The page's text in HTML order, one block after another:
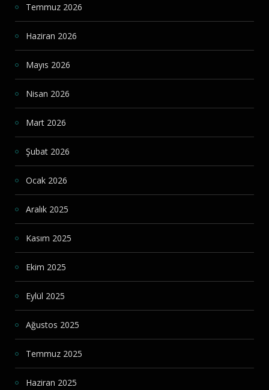
Temmuz 2026
Haziran 2026
Mayıs 2026
Nisan 2026
Mart 2026
Şubat 2026
Ocak 2026
Aralık 2025
Kasım 2025
Ekim 2025
Eylül 2025
Ağustos 2025
Temmuz 2025
Haziran 2025